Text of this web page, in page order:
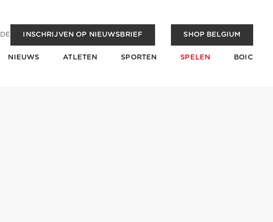
DE INSCHRIJVEN OP NIEUWSBRIEF SHOP BELGIUM
NIEUWS ATLETEN SPORTEN SPELEN BOIC